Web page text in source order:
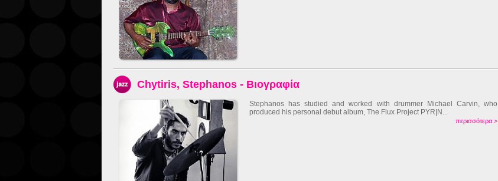
Chytiris, Stephanos - Βιογραφία
Stephanos has studied and worked with drummer Michael Carvin, who
produced his personal debut album, The Flux Project PYR|N...
περισσότερα >